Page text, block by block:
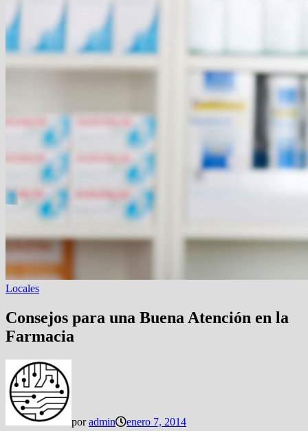
Locales
Consejos para una Buena Atención en la
Farmacia
poradmin enero 7, 2014